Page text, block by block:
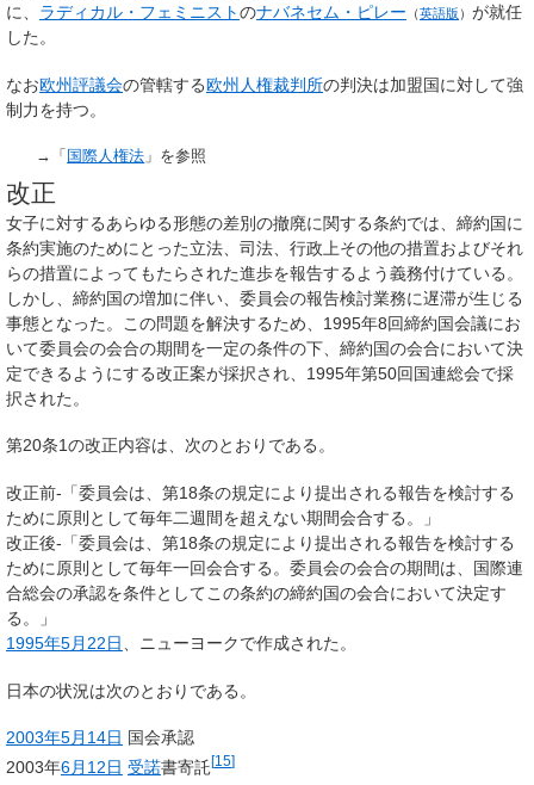
に、 ラディカル・フェミニストのナバネセム・ピレー （英語版 ） が就任
した。
なお欧州評議会の管轄する欧州人権裁判所の判決は加盟国に対して強
制力を持つ。
→「 国際人権法 」を参照
改正
女子に対するあらゆる形態の差別の撤廃に関する条約では、締約国に
条約実施のためにとった立法、司法、行政上その他の措置およびそれ
らの措置によってもたらされた進歩を報告するよう義務付けている。
しかし、締約国の増加に伴い、委員会の報告検討業務に遅滞が生じる
事態となった。この問題を解決するため、1995年8回締約国会議にお
いて委員会の会合の期間を一定の条件の下、締約国の会合において決
定できるようにする改正案が採択され、1995年第50回国連総会で採
択された。
第20条1の改正内容は、次のとおりである。
改正前-「委員会は、第18条の規定により提出される報告を検討する
ために原則として毎年二週間を超えない期間会合する。」
改正後-「委員会は、第18条の規定により提出される報告を検討する
ために原則として毎年一回会合する。委員会の会合の期間は、国際連
合総会の承認を条件としてこの条約の締約国の会合において決定す
る。」
1995年5月22日 、ニューヨークで作成された。
日本の状況は次のとおりである。
2003年5月14日 国会承認
2003年6月12日 受諾書寄託[15]